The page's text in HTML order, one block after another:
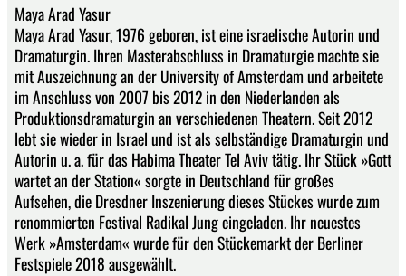
Maya Arad Yasur
Maya Arad Yasur, 1976 geboren, ist eine israelische Autorin und
Dramaturgin. Ihren Masterabschluss in Dramaturgie machte sie
mit Auszeichnung an der University of Amsterdam und arbeitete
im Anschluss von 2007 bis 2012 in den Niederlanden als
Produktionsdramaturgin an verschiedenen Theatern. Seit 2012
lebt sie wieder in Israel und ist als selbständige Dramaturgin und
Autorin u. a. für das Habima Theater Tel Aviv tätig. Ihr Stück »Gott
wartet an der Station« sorgte in Deutschland für großes
Aufsehen, die Dresdner Inszenierung dieses Stückes wurde zum
renommierten Festival Radikal Jung eingeladen. Ihr neuestes
Werk »Amsterdam« wurde für den Stückemarkt der Berliner
Festspiele 2018 ausgewählt.